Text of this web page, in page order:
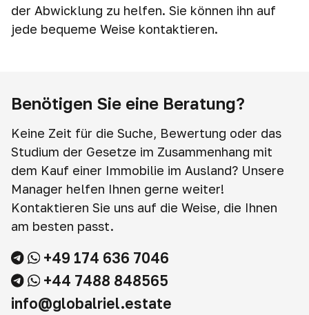
der Abwicklung zu helfen. Sie können ihn auf
jede bequeme Weise kontaktieren.
Benötigen Sie eine Beratung?
Keine Zeit für die Suche, Bewertung oder das
Studium der Gesetze im Zusammenhang mit
dem Kauf einer Immobilie im Ausland? Unsere
Manager helfen Ihnen gerne weiter!
Kontaktieren Sie uns auf die Weise, die Ihnen
am besten passt.
+49 174 636 7046
+44 7488 848565
info@globalriel.estate